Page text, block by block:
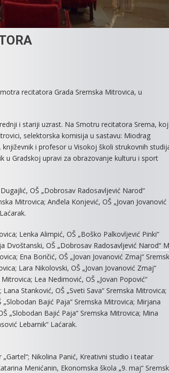
recitatora Grada Sremska Mitrovica, u
i stariji uzrast. Na Smotru recitatora Srema,
selektorska komisija u sastavu: Miodrag
i profesor u Visokoj školi strukovnih
u Gradskoj upravi za obrazovanje kulturu i sport
OŠ „Dobrosav Radosavljević Narod“
Mitrovica; Anđela Konjević, OŠ „Jovan Jovanović
Lenka Alimpić, OŠ „Boško Palkovljević Pinki“
Dvoštanski, OŠ „Dobrosav Radosavljević Narod“
Ena Boričić, OŠ „Jovan Jovanović Zmaj“
Lara Nikolovski, OŠ „Jovan Jovanović Zmaj“
Lea Nedimović, OŠ „Jovan Popović“
Stanković, OŠ „Sveti Sava“ Sremska Mitrovica;
„Slobodan Bajić Paja“ Sremska Mitrovica; Mirjana
„Slobodan Bajić Paja“ Sremska Mitrovica; Mina
Lebarnik“ Laćarak.
Nikolina Panić, Kreativni studio i teatar
Menićanin, Ekonomska škola „9. maj“